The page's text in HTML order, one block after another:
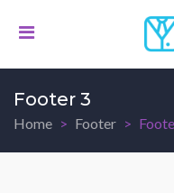
Footer 3
Home Footer